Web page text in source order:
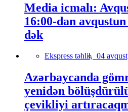
Media icmalı:
16:00-dan
dək
Ekspress təhlil, 04
Azərbaycanda
yenidən
çevikliyi